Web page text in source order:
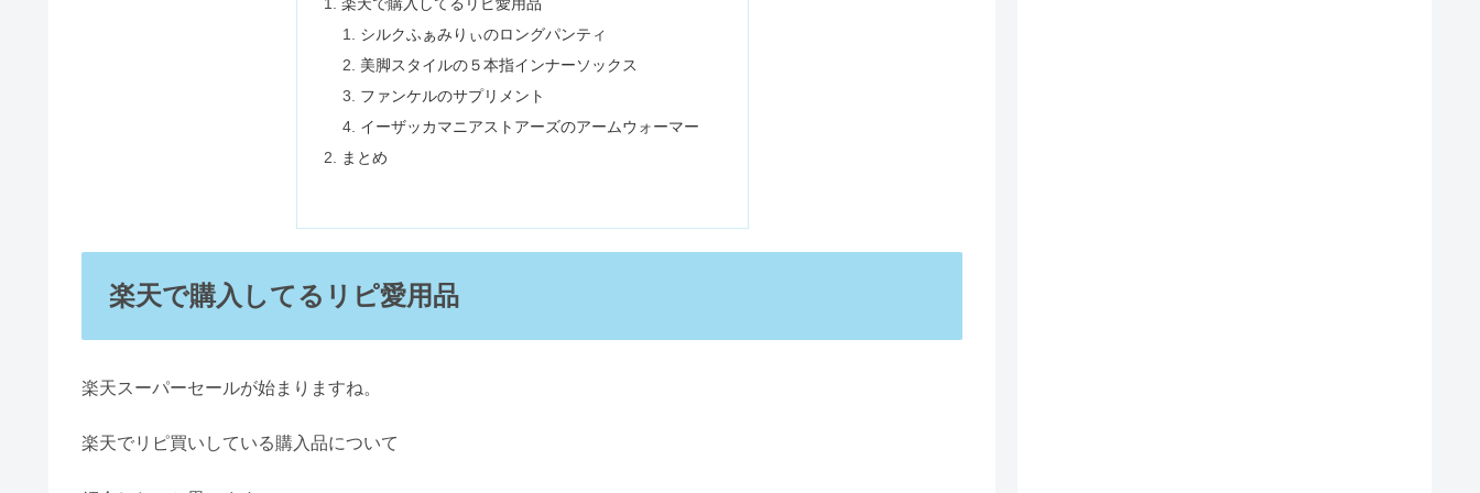
楽天で購入してるリピ愛用品
シルクふぁみりぃのロングパンティ
美脚スタイルの５本指インナーソックス
ファンケルのサプリメント
イーザッカマニアストアーズのアームウォーマー
まとめ
楽天で購入してるリピ愛用品
楽天スーパーセールが始まりますね。
楽天でリピ買いしている購入品について